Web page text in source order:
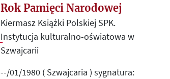
emigranta, naturze politycznej
emigracji i próbie określenia
własnej roli na Zachodzie.
Rok Pamięci Narodowej
Kiermasz Książki Polskiej SPK.
Instytucja kulturalno-oświatowa w
Szwajcarii
--/01/1980 ( Szwajcaria ) sygnatura: